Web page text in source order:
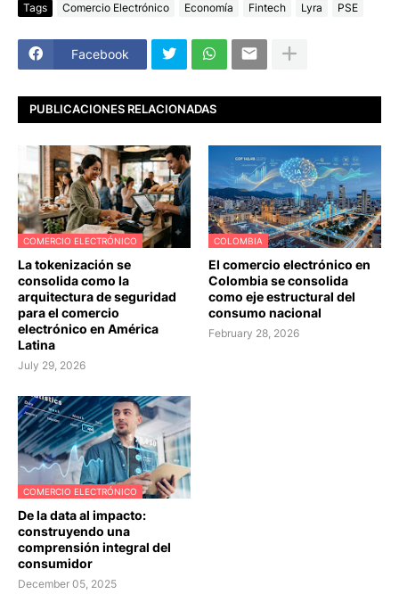
Tags Comercio Electrónico Economía Fintech Lyra PSE
Facebook
PUBLICACIONES RELACIONADAS
COMERCIO ELECTRÓNICO
La tokenización se
consolida como la
arquitectura de seguridad
para el comercio
electrónico en América
Latina
July 29, 2026
COLOMBIA
El comercio electrónico en
Colombia se consolida
como eje estructural del
consumo nacional
February 28, 2026
COMERCIO ELECTRÓNICO
De la data al impacto:
construyendo una
comprensión integral del
consumidor
December 05, 2025